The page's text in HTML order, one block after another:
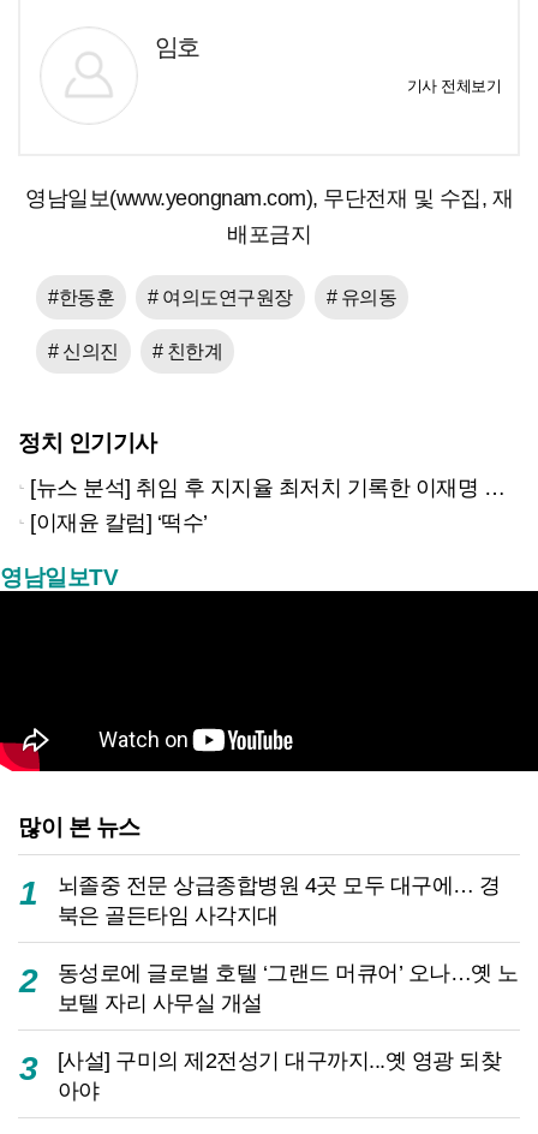
임호
기사 전체보기
영남일보(www.yeongnam.com), 무단전재 및 수집, 재
배포금지
#한동훈 # 여의도연구원장 # 유의동
# 신의진 # 친한계
정치 인기기사
[뉴스 분석] 취임 후 지지율 최저치 기록한 이재명 대통령…왜?
[이재윤 칼럼] ‘떡수’
영남일보TV
많이 본 뉴스
1
뇌졸중 전문 상급종합병원 4곳 모두 대구에… 경
북은 골든타임 사각지대
2
동성로에 글로벌 호텔 ‘그랜드 머큐어’ 오나…옛 노
보텔 자리 사무실 개설
3
[사설] 구미의 제2전성기 대구까지...옛 영광 되찾
아야